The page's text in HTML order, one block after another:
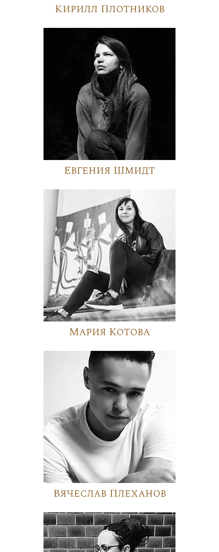
Кирилл Плотников
Евгения Шмидт
Мария Котова
Вячеслав Плеханов